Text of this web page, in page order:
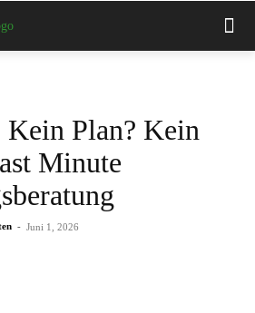
Plan? Kein
Minute
- Juni 1, 2026